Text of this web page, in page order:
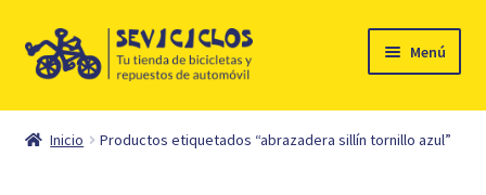
Ir
Ir
al
Menú
Inicio
Inicio Productos etiquetados “abrazadera sillín tornillo azul”